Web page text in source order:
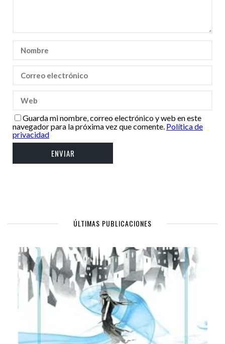
Guarda mi nombre, correo electrónico y web en este
navegador para la próxima vez que comente. Política de
privacidad
ÚLTIMAS PUBLICACIONES